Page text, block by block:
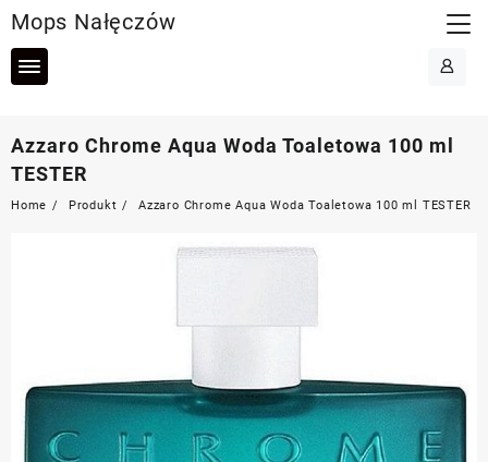
to
content
Mops Nałęczów
Azzaro Chrome Aqua Woda Toaletowa 100 ml
TESTER
Home Produkt Azzaro Chrome Aqua Woda Toaletowa 100 ml TESTER